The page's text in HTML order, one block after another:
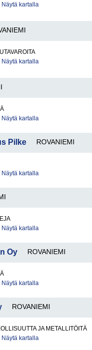
Näytä kartalla
Näytä kartalla
Näytä kartalla
Pilke ROVANIEMI
Näytä kartalla
Näytä kartalla
Oy ROVANIEMI
Näytä kartalla
ROVANIEMI
JA METALLITÖITÄ
Näytä kartalla